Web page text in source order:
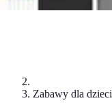
Zabawy dla dzieci